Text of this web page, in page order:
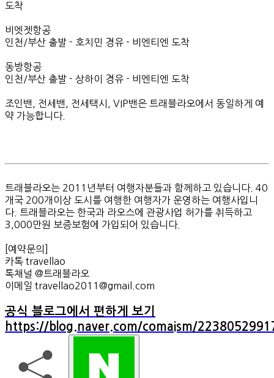
도착
비엣젯항공
인천/부산 출발 - 호치민 경유 - 비엔티엔 도착
동방항공
인천/부산 출발 - 상하이 경유 - 비엔티엔 도착
조인밴, 전세밴, 전세택시, VIP밴은 트래블라오에서 동일하게 예
약 가능합니다.
​트래블라오는 2011년부터 여행자분들과 함께하고 있습니다. 40
개국 200개이상 도시를 여행한 여행자가 운영하는 여행사입니
다. 트래블라오는 한국과 라오스에 관광사업 허가를 취득하고
3,000만원 보증보험에 가입되어 있습니다.
[예약문의]
카톡 travellao
톡채널 @트래블라오
이메일 travellao2011@gmail.com
공식 블로그에서 편하게 보기
https://blog.naver.com/comaism/